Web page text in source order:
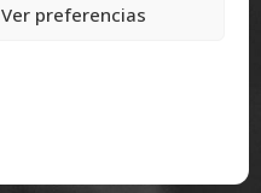
Ver preferencias